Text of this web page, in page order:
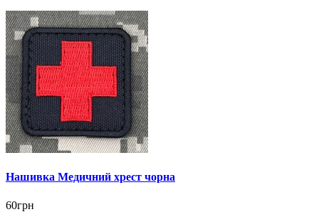
Нашивка Медичний хрест чорна
60грн